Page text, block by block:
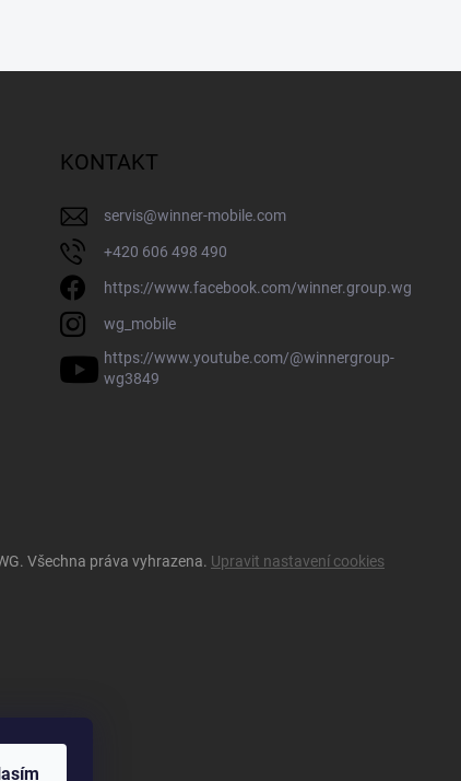
KONTAKT
servis@winner-mobile.com
+420 606 498 490
https://www.facebook.com/winner.group.wg
wg_mobile
https://www.youtube.com/@winnergroup-
wg3849
. Všechna práva vyhrazena. Upravit nastavení cookies